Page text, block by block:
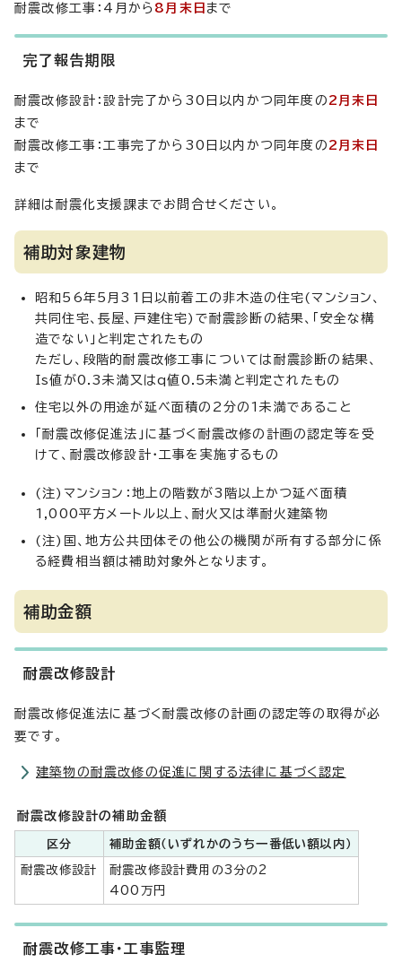
耐震改修工事：4月から 8月末日 まで
完了報告期限
耐震改修設計：設計完了から30日以内かつ同年度の 2月末日
まで
耐震改修工事：工事完了から30日以内かつ同年度の 2月末日
まで
詳細は耐震化支援課までお問合せください。
補助対象建物
昭和56年5月31日以前着工の非木造の住宅(マンション、
共同住宅、長屋、戸建住宅)で耐震診断の結果、「安全な構
造でない」と判定されたもの
ただし、段階的耐震改修工事については耐震診断の結果、
Is値が0.3未満又はq値0.5未満と判定されたもの
住宅以外の用途が延べ面積の2分の1未満であること
「耐震改修促進法」に基づく耐震改修の計画の認定等を受
けて、耐震改修設計・工事を実施するもの
(注)マンション：地上の階数が3階以上かつ延べ面積
1,000平方メートル以上、耐火又は準耐火建築物
(注)国、地方公共団体その他公の機関が所有する部分に係
る経費相当額は補助対象外となります。
補助金額
耐震改修設計
耐震改修促進法に基づく耐震改修の計画の認定等の取得が必
要です。
建築物の耐震改修の促進に関する法律に基づく認定
耐震改修設計の補助金額
区分 補助金額（いずれかのうち一番低い額以内）
耐震改修設計
耐震改修設計費用の3分の2
400万円
耐震改修工事・工事監理